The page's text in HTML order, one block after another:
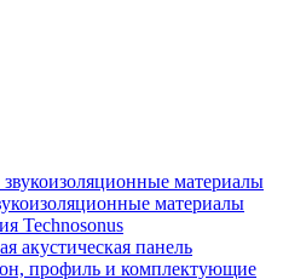
материалы
Technosonus
акустическая панель